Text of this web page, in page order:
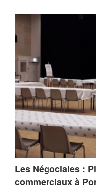
Les Négociales :
commerciaux à